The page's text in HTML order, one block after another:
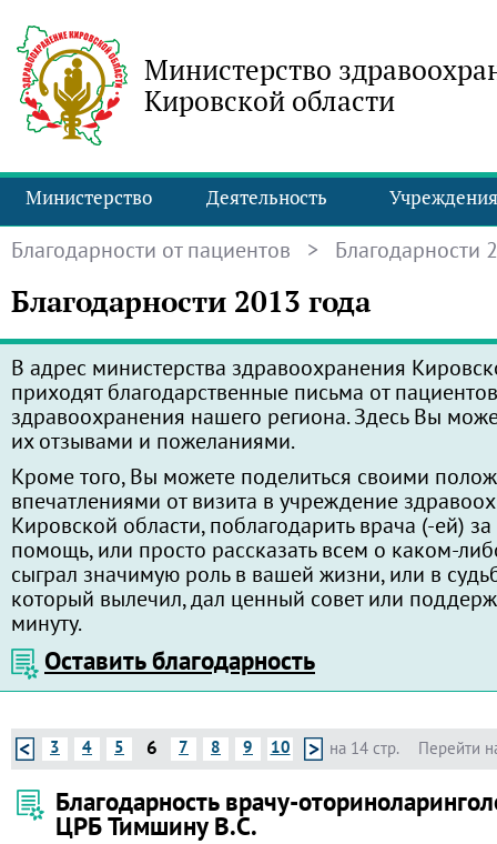
Министерство
Кировской области
Министерство Деятельность Учреждения
Благодарности от пациентов > Благодарности
Благодарности 2013 года
В адрес министерства здравоохранения
приходят благодарственные письма от
здравоохранения нашего региона. Здесь Вы
их отзывами и пожеланиями.
Кроме того, Вы можете поделиться своими
впечатлениями от визита в учреждение
Кировской области, поблагодарить врача (-ей)
помощь, или просто рассказать всем о каком-
сыграл значимую роль в вашей жизни, или в
который вылечил, дал ценный совет или
минуту.
Оставить благодарность
Перейти
3 4 5 6 7 8 9 10 на 14 стр.
Благодарность врачу-
ЦРБ Тимшину В.С.